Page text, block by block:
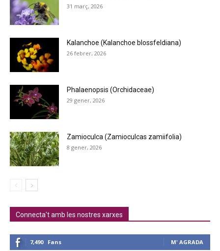
31 març, 2026
Kalanchoe (Kalanchoe blossfeldiana)
26 febrer, 2026
Phalaenopsis (Orchidaceae)
29 gener, 2026
Zamioculca (Zamioculcas zamiifolia)
8 gener, 2026
Connecta't amb les nostres xarxes
7,490 Fans M' AGRADA